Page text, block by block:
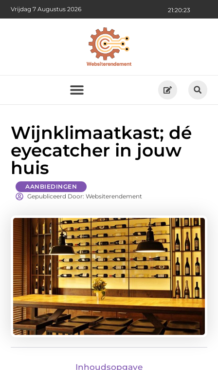
21:20:24
Vrijdag 7 Augustus 2026
Wijnklimaatkast; dé
eyecatcher in jouw
huis
AANBIEDINGEN
Gepubliceerd Door: Websiterendement
Inhoudsopgave